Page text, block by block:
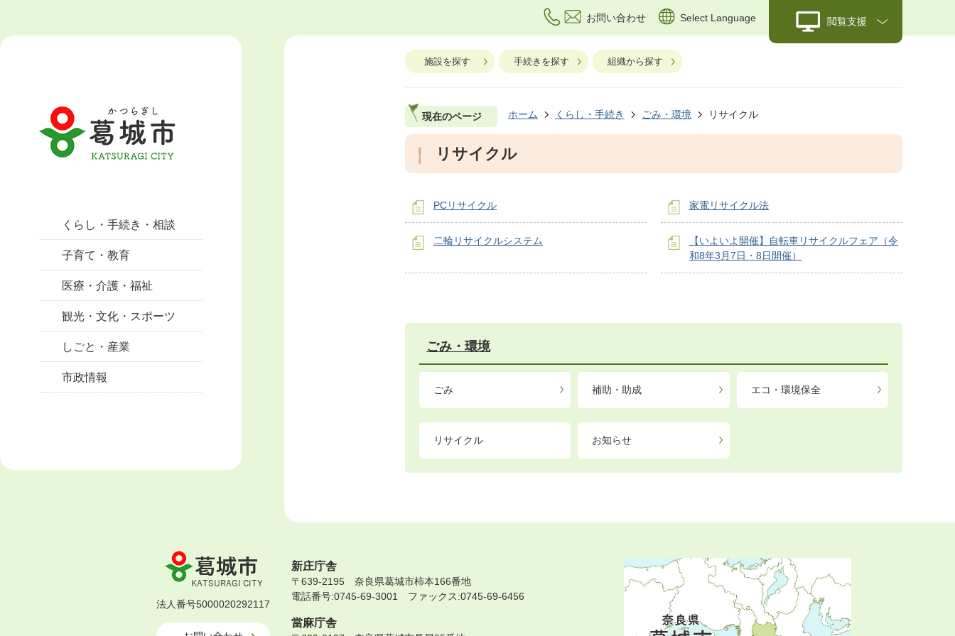
お問い合わせ Select Language 閲覧支援
くらし・手続き・相談
子育て・教育
医療・介護・福祉
観光・文化・スポーツ
しごと・産業
市政情報
施設を探す 手続きを探す 組織から探す
現在のページ ホーム くらし・手続き ごみ・環境 リサイクル
リサイクル
PCリサイクル 家電リサイクル法
二輪リサイクルシステム
【いよいよ開催】自転車リサイクルフェア（令
和8年3月7日・8日開催）
ごみ・環境
ごみ 補助・助成 エコ・環境保全
リサイクル お知らせ
葛
城
市
KATSURAGI
CITY
法人番号5000020292117
新庄庁舎
〒639-2195 奈良県葛城市柿本166番地
電話番号:0745-69-3001 ファックス:0745-69-6456
當麻庁舎